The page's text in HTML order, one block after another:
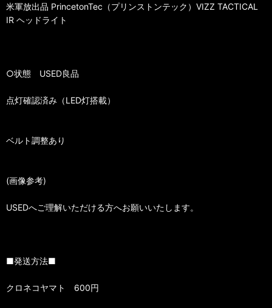
米軍放出品 PrincetonTec（プリンストンテック）VIZZ TACTICAL
IR ヘッドライト
○状態 USED良品
点灯確認済み（LED灯搭載）
ベルト調整あり
(画像参考)
USEDへご理解いただける方へお願いいたします。
■発送方法■
クロネコヤマト 600円